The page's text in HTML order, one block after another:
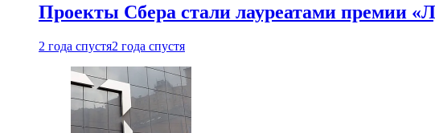
Проекты Сбера стали лауреатами премии
2 года спустя2 года спустя